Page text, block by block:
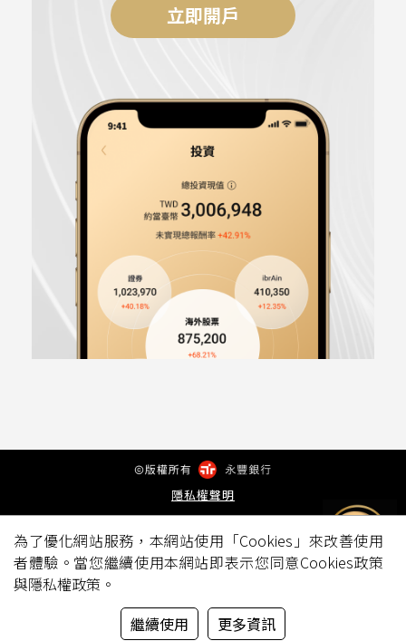
立即開戶
隱私權聲明
為了優化網站服務，本網站使用「Cookies」來改善使用
者體驗。當您繼續使用本網站即表示您同意Cookies政策
與隱私權政策。
繼續使用
更多資訊